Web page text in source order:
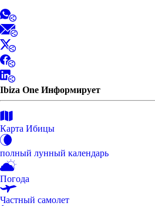
Ibiza One Информирует
Карта Ибицы
полный лунный календарь
Погода
Частный самолет